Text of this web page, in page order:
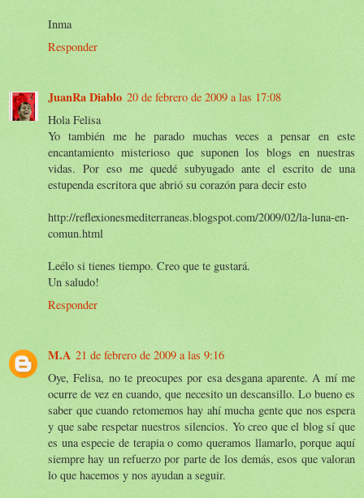
Inma
Responder
JuanRa Diablo 20 de febrero de 2009 a las 17:08
Hola Felisa
Yo también me he parado muchas veces a pensar en este
encantamiento misterioso que suponen los blogs en nuestras
vidas. Por eso me quedé subyugado ante el escrito de una
estupenda escritora que abrió su corazón para decir esto
http://reflexionesmediterraneas.blogspot.com/2009/02/la-luna-en-
comun.html
Leélo si tienes tiempo. Creo que te gustará.
Un saludo!
Responder
M.A 21 de febrero de 2009 a las 9:16
Oye, Felisa, no te preocupes por esa desgana aparente. A mí me
ocurre de vez en cuando, que necesito un descansillo. Lo bueno es
saber que cuando retomemos hay ahí mucha gente que nos espera
y que sabe respetar nuestros silencios. Yo creo que el blog sí que
es una especie de terapia o como queramos llamarlo, porque aquí
siempre hay un refuerzo por parte de los demás, esos que valoran
lo que hacemos y nos ayudan a seguir.